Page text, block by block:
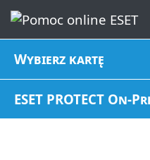
Wybierz kartę
ESET PROTECT On-